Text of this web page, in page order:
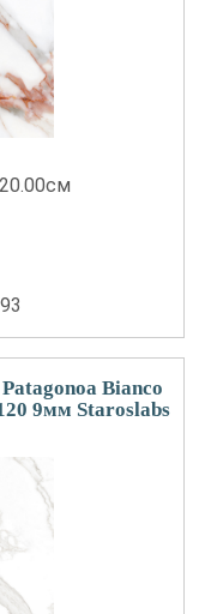
Bianco
9мм Staroslabs